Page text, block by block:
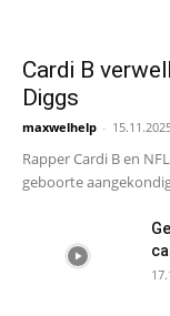
Cardi B
Diggs
maxwelhelp -
Rapper Cardi B en
geboorte